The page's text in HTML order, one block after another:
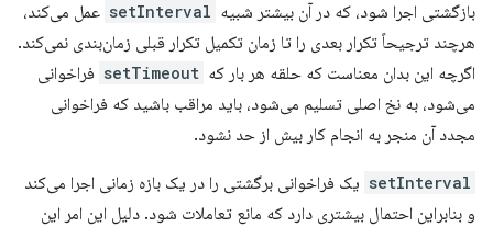
بازگشتی اجرا شود، که در آن بیشتر شبیه setInterval عمل می‌کند،
هرچند ترجیحاً تکرار بعدی را تا زمان تکمیل تکرار قبلی زمان‌بندی نمی‌کند.
اگرچه این بدان معناست که حلقه هر بار که setTimeout فراخوانی
می‌شود، به نخ اصلی تسلیم می‌شود، باید مراقب باشید که فراخوانی
مجدد آن منجر به انجام کار بیش از حد نشود.
setInterval یک فراخوانی برگشتی را در یک بازه زمانی اجرا می‌کند
و بنابراین احتمال بیشتری دارد که مانع تعاملات شود. دلیل این امر این